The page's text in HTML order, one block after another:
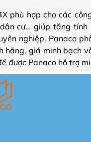
phù hợp cho các
cư… giúp tăng
nghiệp. Panaco
hãng, giá minh bạch
được Panaco hỗ trợ